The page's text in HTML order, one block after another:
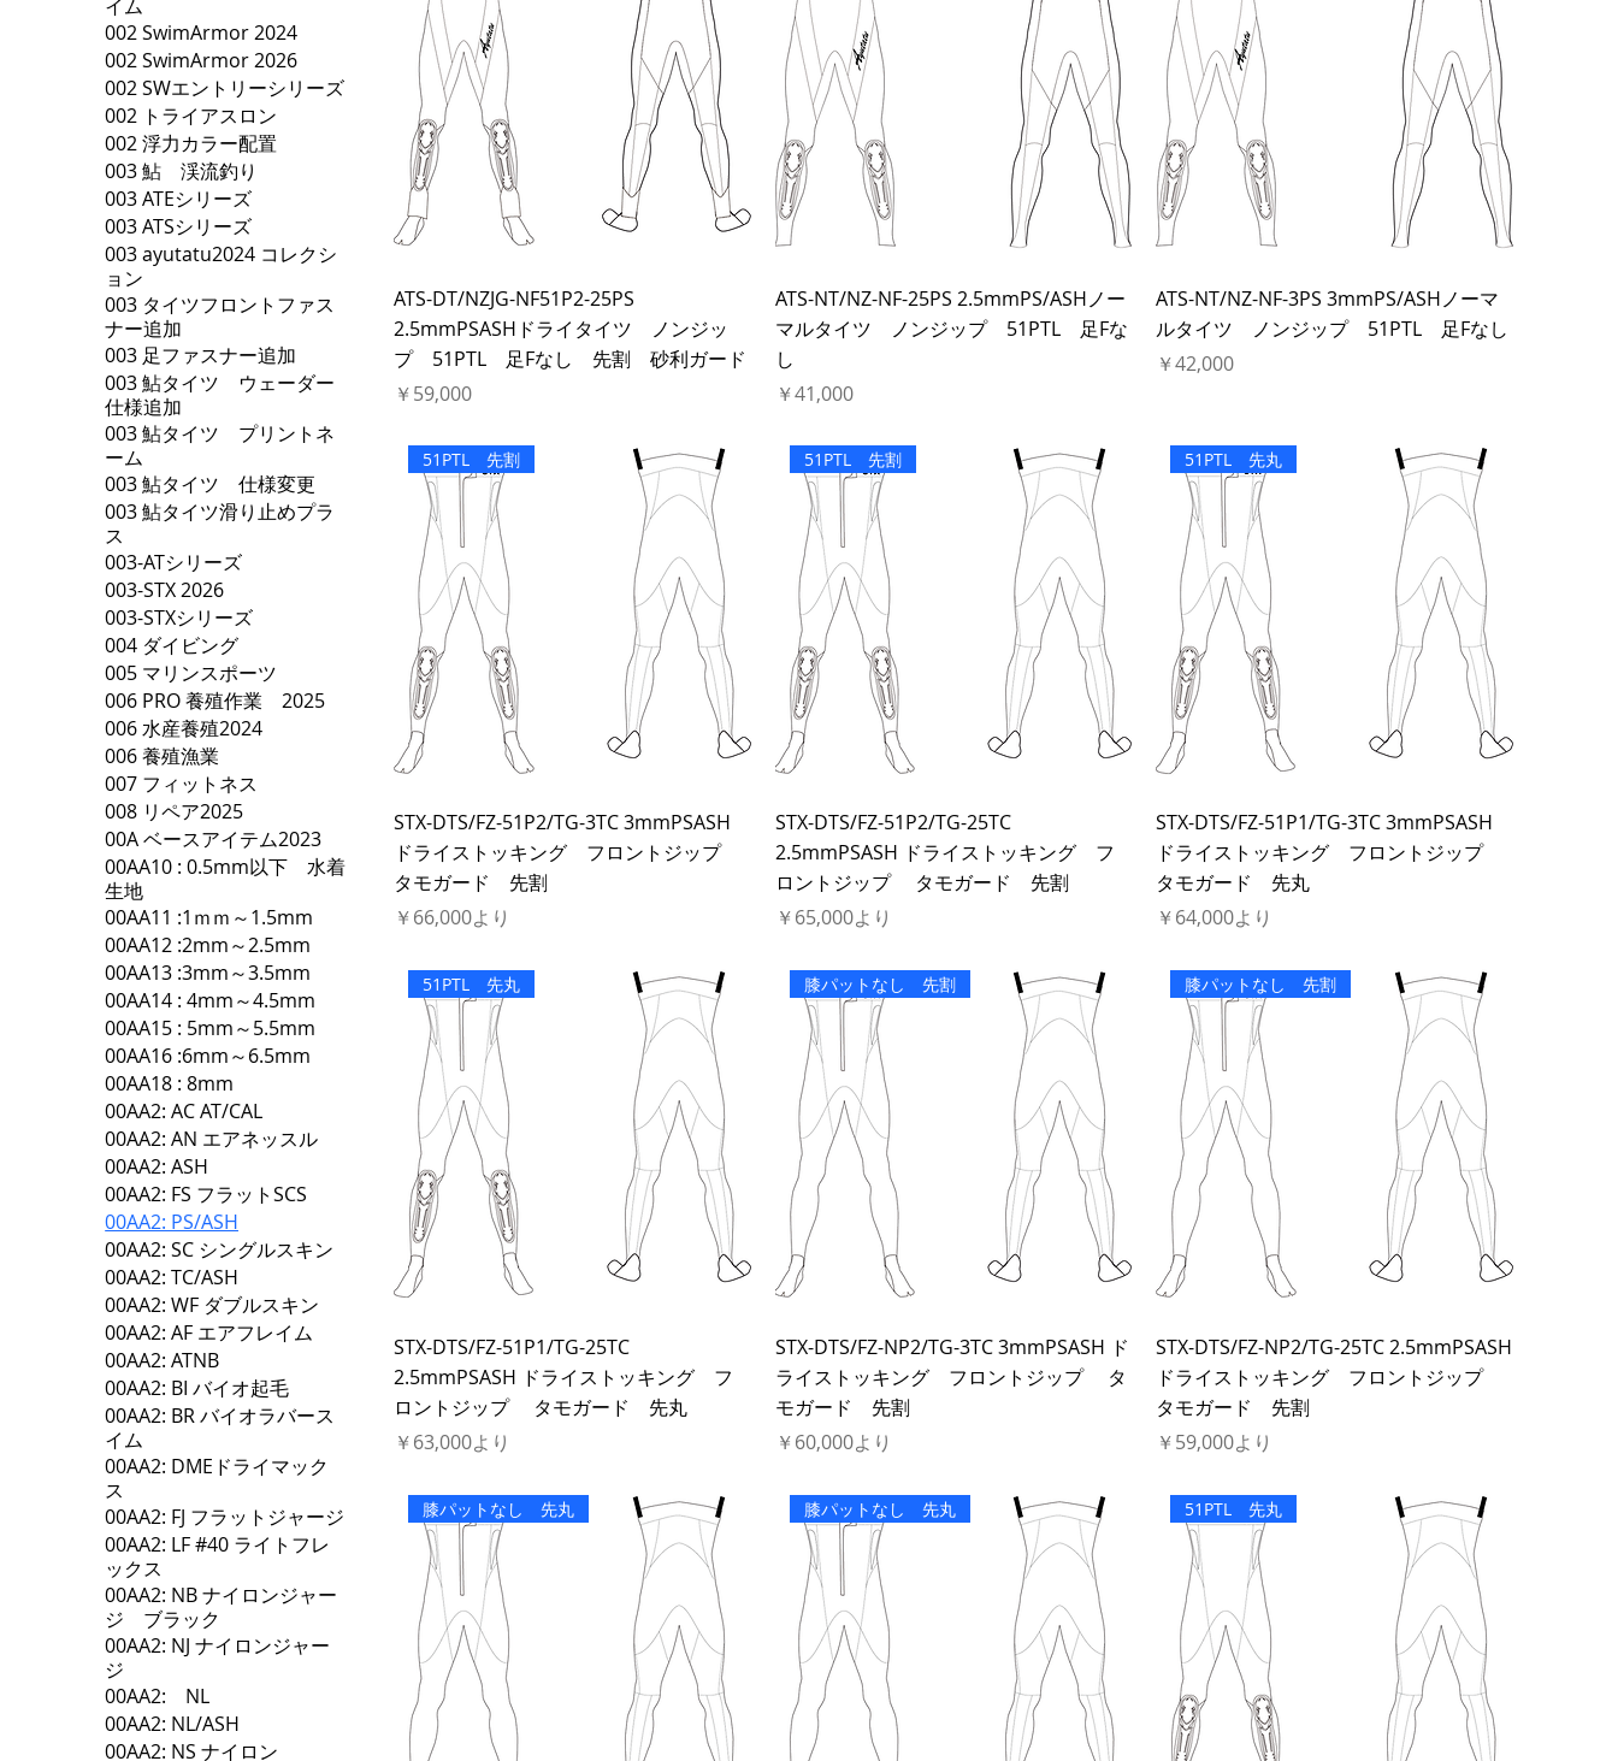
イム
002 SwimArmor 2024
002 SwimArmor 2026
002 SWエントリーシリーズ
002 トライアスロン
002 浮力カラー配置
003 鮎 渓流釣り
003 ATEシリーズ
003 ATSシリーズ
003 ayutatu2024 コレクシ
ョン
003 タイツフロントファス
ナー追加
003 足ファスナー追加
003 鮎タイツ ウェーダー
仕様追加
003 鮎タイツ プリントネ
ーム
003 鮎タイツ 仕様変更
003 鮎タイツ滑り止めプラ
ス
003-ATシリーズ
003-STX 2026
003-STXシリーズ
004 ダイビング
005 マリンスポーツ
006 PRO 養殖作業 2025
006 水産養殖2024
006 養殖漁業
007 フィットネス
008 リペア2025
00A ベースアイテム2023
00AA10 : 0.5mm以下 水着
生地
00AA11 :1ｍｍ～1.5mm
00AA12 :2mm～2.5mm
00AA13 :3mm～3.5mm
00AA14 : 4mm～4.5mm
00AA15 : 5mm～5.5mm
00AA16 :6mm～6.5mm
00AA18 : 8mm
00AA2: AC AT/CAL
00AA2: AN エアネッスル
00AA2: ASH
00AA2: FS フラットSCS
00AA2: PS/ASH
00AA2: SC シングルスキン
00AA2: TC/ASH
00AA2: WF ダブルスキン
00AA2: AF エアフレイム
00AA2: ATNB
00AA2: BI バイオ起毛
00AA2: BR バイオラバース
イム
00AA2: DMEドライマック
ス
00AA2: FJ フラットジャージ
00AA2: LF #40 ライトフレ
ックス
00AA2: NB ナイロンジャー
ジ ブラック
00AA2: NJ ナイロンジャー
ジ
00AA2: NL
00AA2: NL/ASH
00AA2: NS ナイロン
ATS-DT/NZJG-NF51P2-25PS
2.5mmPSASHドライタイツ ノンジッ
プ 51PTL 足Fなし 先割 砂利ガード
価格
￥59,000
ATS-NT/NZ-NF-25PS 2.5mmPS/ASHノー
マルタイツ ノンジップ 51PTL 足Fな
し
価格
￥41,000
ATS-NT/NZ-NF-3PS 3mmPS/ASHノーマ
ルタイツ ノンジップ 51PTL 足Fなし
価格
￥42,000
51PTL 先割
STX-DTS/FZ-51P2/TG-3TC 3mmPSASH
ドライストッキング フロントジップ
タモガード 先割
￥66,000より
セール価格
51PTL 先割
STX-DTS/FZ-51P2/TG-25TC
2.5mmPSASH ドライストッキング フ
ロントジップ タモガード 先割
￥65,000より
セール価格
51PTL 先丸
STX-DTS/FZ-51P1/TG-3TC 3mmPSASH
ドライストッキング フロントジップ
タモガード 先丸
￥64,000より
セール価格
51PTL 先丸
STX-DTS/FZ-51P1/TG-25TC
2.5mmPSASH ドライストッキング フ
ロントジップ タモガード 先丸
￥63,000より
セール価格
膝パットなし 先割
STX-DTS/FZ-NP2/TG-3TC 3mmPSASH ド
ライストッキング フロントジップ タ
モガード 先割
￥60,000より
セール価格
膝パットなし 先割
STX-DTS/FZ-NP2/TG-25TC 2.5mmPSASH
ドライストッキング フロントジップ
タモガード 先割
￥59,000より
セール価格
膝パットなし 先丸 膝パットなし 先丸 51PTL 先丸